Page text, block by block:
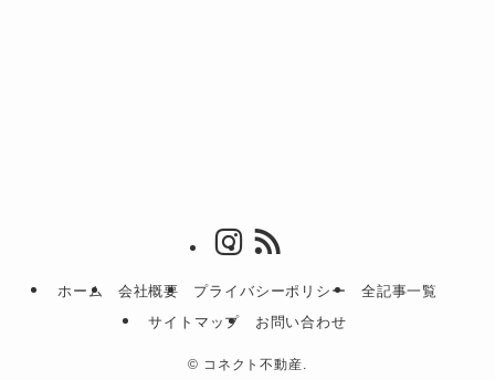
ホーム 会社概要 プライバシーポリシー
全記事一覧
サイトマップ
お問い合わせ
© コネクト不動産.